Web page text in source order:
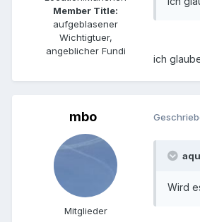
Member Title:
aufgeblasener
Wichtigtuer,
angeblicher Fundi
ich
mbo
Mitglieder
Wird